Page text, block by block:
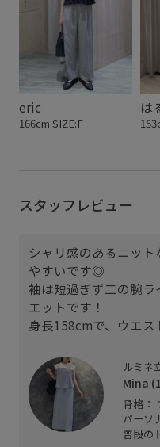
eric
166cm SIZE:F
は
スタッフレビュー
シャリ感のあるニッ
やすいです◎
袖は短過ぎず二の腕
エットです！
身長158cmで、ウエス
ルミネ
Mina
骨格：
パーソ
普段の